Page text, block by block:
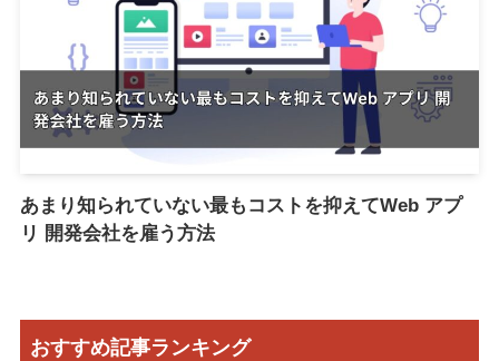
あまり知られていない最もコストを抑えてWeb アプ
リ 開発会社を雇う方法
おすすめ記事ランキング